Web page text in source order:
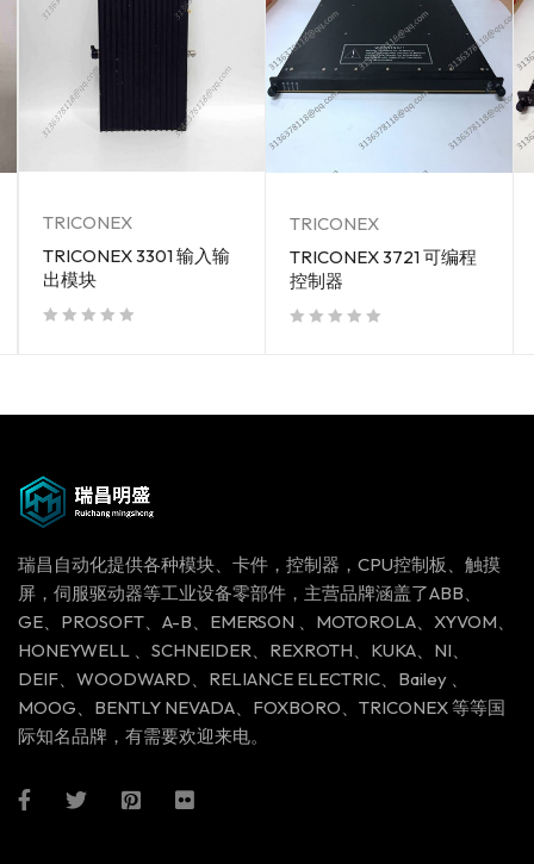
TRICONEX
TRICONEX 3301 输入输
出模块
TRICONEX
TRICONEX 3721 可编程
控制器
瑞昌自动化提供各种模块、卡件，控制器，CPU控制板、触摸
屏，伺服驱动器等工业设备零部件，主营品牌涵盖了ABB、
GE、PROSOFT、A-B、EMERSON 、MOTOROLA、XYVOM、
HONEYWELL 、SCHNEIDER、REXROTH、KUKA、NI、
DEIF、WOODWARD、RELIANCE ELECTRIC、Bailey 、
MOOG、BENTLY NEVADA、FOXBORO、TRICONEX 等等国
际知名品牌，有需要欢迎来电。